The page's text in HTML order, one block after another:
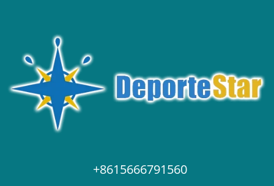
+8615666791560